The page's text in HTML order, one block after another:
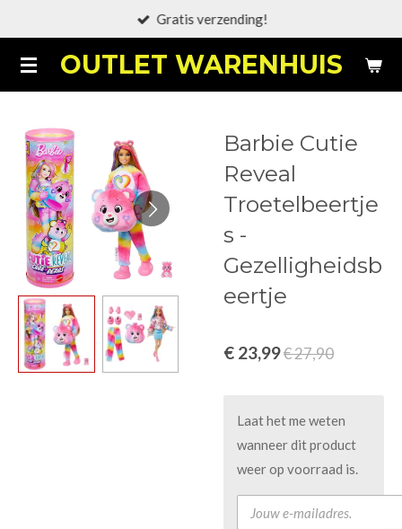
naar
de
OUTLET WARENHUIS
Gratis verzending!
Barbie Cutie
Reveal
Troetelbeertje
s -
Gezelligheidsb
eertje
€ 23,99€ 27,90
Laat het me weten
wanneer dit product
weer op voorraad is.